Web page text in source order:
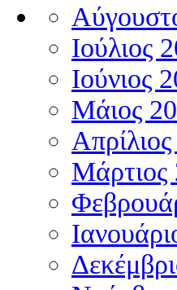
Ιούλιος
Ιούνιος
Μάιος
Μάρτιος